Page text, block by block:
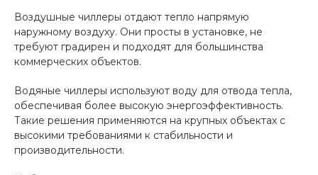
Воздушные чиллеры отдают тепло напрямую
наружному воздуху. Они просты в установке, не
требуют градирен и подходят для большинства
коммерческих объектов.
Водяные чиллеры используют воду для отвода тепла,
обеспечивая более высокую энергоэффективность.
Такие решения применяются на крупных объектах с
высокими требованиями к стабильности и
производительности.